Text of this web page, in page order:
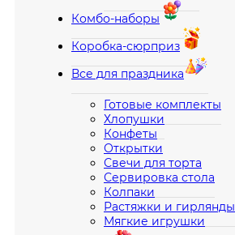
Комбо-наборы
Коробка-сюрприз
Все для праздника
Готовые комплекты
Хлопушки
Конфеты
Открытки
Свечи для торта
Сервировка стола
Колпаки
Растяжки и гирлянды
Мягкие игрушки